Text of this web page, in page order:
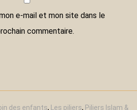
e-mail et mon site dans le
commentaire.
des enfants, Les piliers, Piliers Islam &